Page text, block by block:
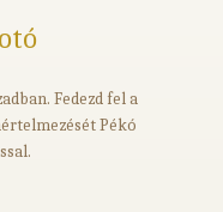
Fedezd fel a
Pékó